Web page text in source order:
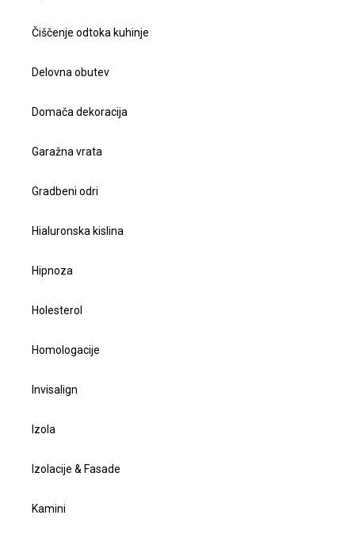
Čiščenje odtoka kuhinje
Delovna obutev
Domača dekoracija
Garažna vrata
Gradbeni odri
Hialuronska kislina
Hipnoza
Holesterol
Homologacije
Invisalign
Izola
Izolacije & Fasade
Kamini